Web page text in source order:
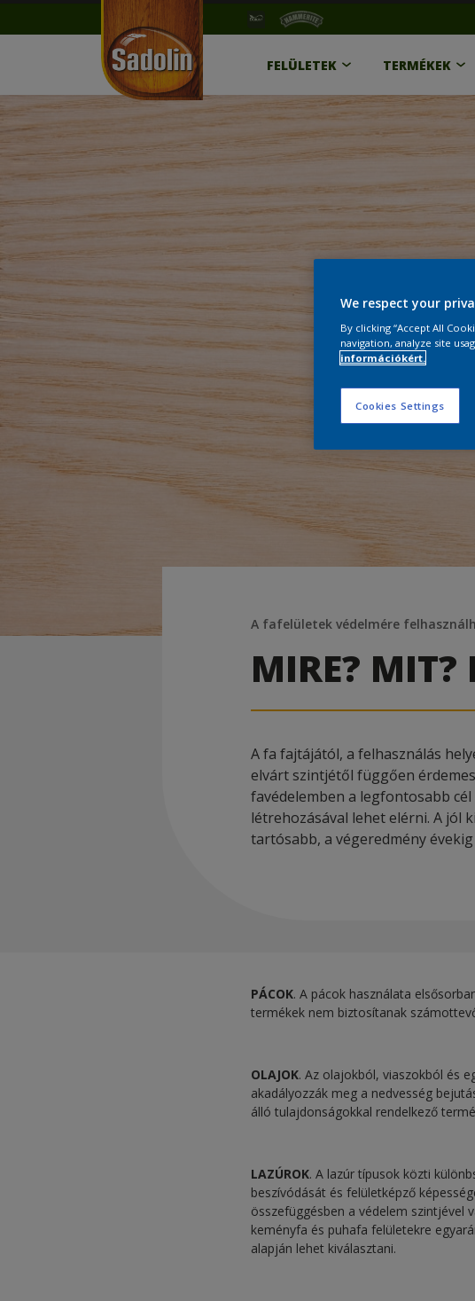
FELÜLETEK TERMÉKEK
A fafelületek védelmére
MIRE? MIT?
A fa fajtájától, a felhasználás
elvárt szintjétől függően
favédelemben a legfontosabb
létrehozásával lehet elérni. A jól
tartósabb, a végeredmény évekig
PÁCOK. A pácok használata
termékek nem biztosítanak
OLAJOK. Az olajokból, viaszokból és
akadályozzák meg a nedvesség
álló tulajdonságokkal rendelkező
LAZÚROK. A lazúr típusok közti
beszívódását és felületképző
összefüggésben a védelem szintjével
keményfa és puhafa felületekre
alapján lehet kiválasztani.
We respect your
By clicking “Accept All
navigation, analyze site
információkért.
Cookies Settings